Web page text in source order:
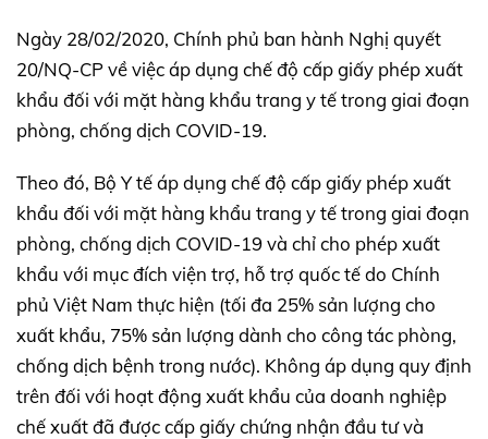
Ngày 28/02/2020, Chính phủ ban hành Nghị quyết
20/NQ-CP về việc áp dụng chế độ cấp giấy phép xuất
khẩu đối với mặt hàng khẩu trang y tế trong giai đoạn
phòng, chống dịch COVID-19.
Theo đó, Bộ Y tế áp dụng chế độ cấp giấy phép xuất
khẩu đối với mặt hàng khẩu trang y tế trong giai đoạn
phòng, chống dịch COVID-19 và chỉ cho phép xuất
khẩu với mục đích viện trợ, hỗ trợ quốc tế do Chính
phủ Việt Nam thực hiện (tối đa 25% sản lượng cho
xuất khẩu, 75% sản lượng dành cho công tác phòng,
chống dịch bệnh trong nước). Không áp dụng quy định
trên đối với hoạt động xuất khẩu của doanh nghiệp
chế xuất đã được cấp giấy chứng nhận đầu tư và